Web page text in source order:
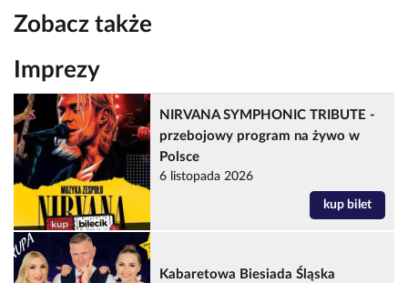
Zobacz także
Imprezy
NIRVANA SYMPHONIC TRIBUTE -
przebojowy program na żywo w
Polsce
6 listopada 2026
kup bilet
Kabaretowa Biesiada Śląska